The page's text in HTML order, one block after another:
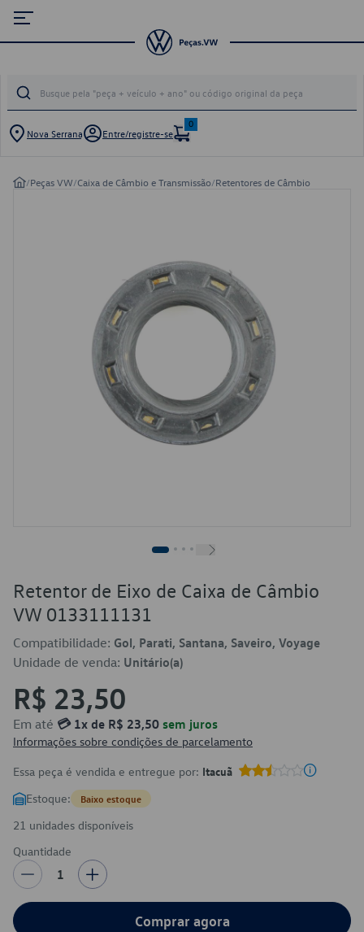
Nova Serrana Entre/registre-se
0
/Peças VW/Caixa de Câmbio e Transmissão/Retentores de Câmbio
Retentor de Eixo de Caixa de Câmbio
VW 0133111131
Compatibilidade: Gol, Parati, Santana, Saveiro, Voyage
Unidade de venda: Unitário(a)
R$ 23,50
Em até 💳 1x de R$ 23,50 sem juros
Informações sobre condições de parcelamento
Essa peça é vendida e entregue por: Itacuã
Estoque: Baixo estoque
21 unidades disponíveis
Quantidade
1
Comprar agora